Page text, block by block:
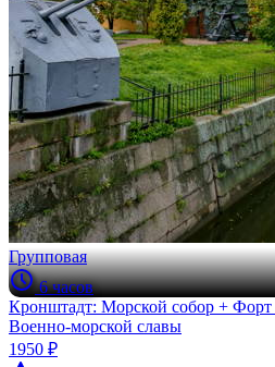
Групповая
6 часов
Кронштадт: Морской собор +
Военно-морской славы
1950 ₽